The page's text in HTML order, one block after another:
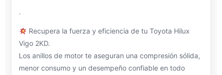
.
Recupera la fuerza y eficiencia de tu Toyota Hilux
Vigo 2KD.
Los anillos de motor te aseguran una compresión sólida,
menor consumo y un desempeño confiable en todo